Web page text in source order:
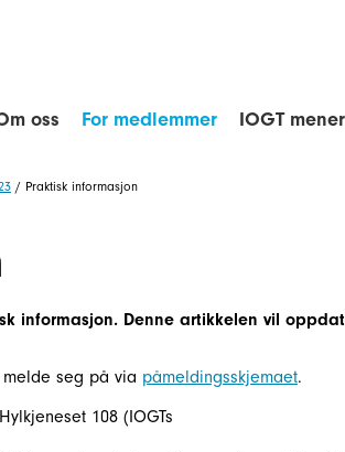
oss For medlemmer IOGT mener
/ Praktisk informasjon
informasjon. Denne artikkelen vil
seg på via påmeldingsskjemaet.
108 (IOGTs